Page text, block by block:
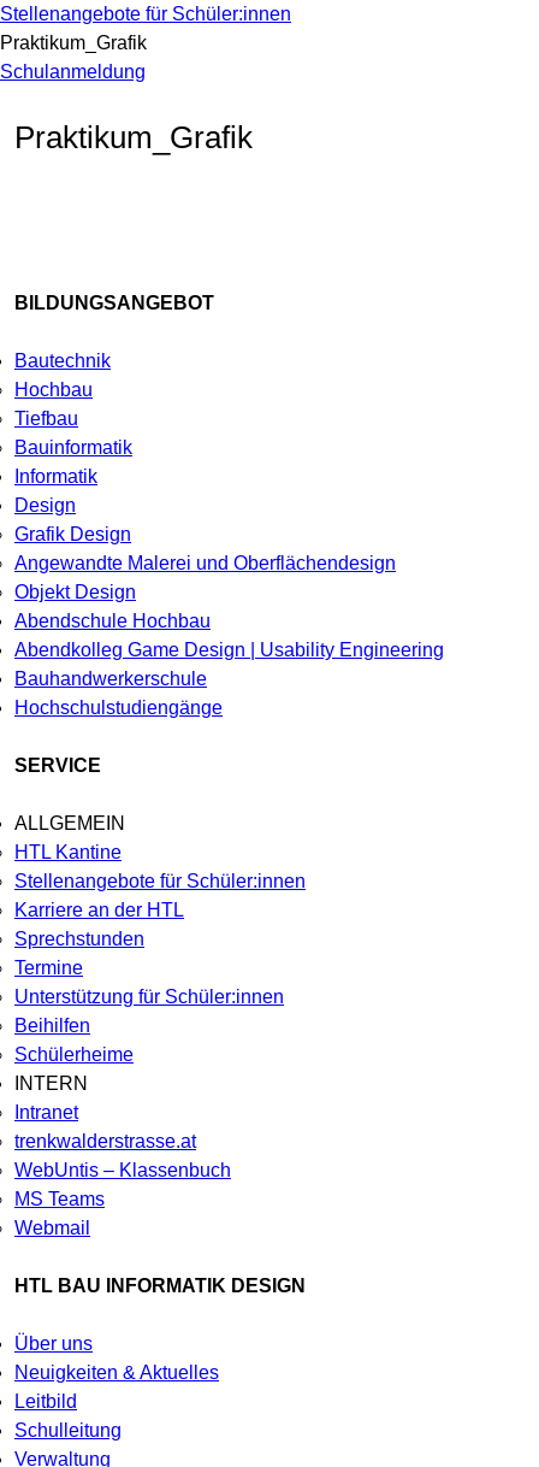
Stellenangebote für Schüler:innen
Praktikum_Grafik
Schulanmeldung
Praktikum_Grafik
BILDUNGSANGEBOT
Bautechnik
Hochbau
Tiefbau
Bauinformatik
Informatik
Design
Grafik Design
Angewandte Malerei und Oberflächendesign
Objekt Design
Abendschule Hochbau
Abendkolleg Game Design | Usability Engineering
Bauhandwerkerschule
Hochschulstudiengänge
SERVICE
ALLGEMEIN
HTL Kantine
Stellenangebote für Schüler:innen
Karriere an der HTL
Sprechstunden
Termine
Unterstützung für Schüler:innen
Beihilfen
Schülerheime
INTERN
Intranet
trenkwalderstrasse.at
WebUntis – Klassenbuch
MS Teams
Webmail
HTL BAU INFORMATIK DESIGN
Über uns
Neuigkeiten & Aktuelles
Leitbild
Schulleitung
Verwaltung